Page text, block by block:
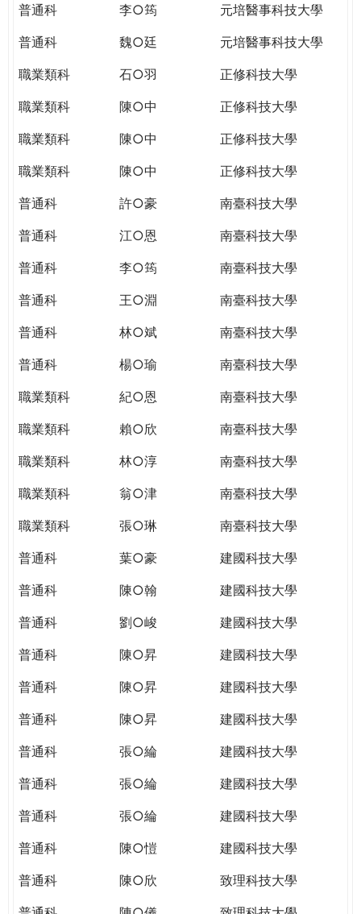
普通科
李○筠
元培醫事科技大學
普通科
魏○廷
元培醫事科技大學
職業類科
石○羽
正修科技大學
職業類科
陳○中
正修科技大學
職業類科
陳○中
正修科技大學
職業類科
陳○中
正修科技大學
普通科
許○豪
南臺科技大學
普通科
江○恩
南臺科技大學
普通科
李○筠
南臺科技大學
普通科
王○淵
南臺科技大學
普通科
林○斌
南臺科技大學
普通科
楊○瑜
南臺科技大學
職業類科
紀○恩
南臺科技大學
職業類科
賴○欣
南臺科技大學
職業類科
林○淳
南臺科技大學
職業類科
翁○津
南臺科技大學
職業類科
張○琳
南臺科技大學
普通科
葉○豪
建國科技大學
普通科
陳○翰
建國科技大學
普通科
劉○峻
建國科技大學
普通科
陳○昇
建國科技大學
普通科
陳○昇
建國科技大學
普通科
陳○昇
建國科技大學
普通科
張○綸
建國科技大學
普通科
張○綸
建國科技大學
普通科
張○綸
建國科技大學
普通科
陳○愷
建國科技大學
普通科
陳○欣
致理科技大學